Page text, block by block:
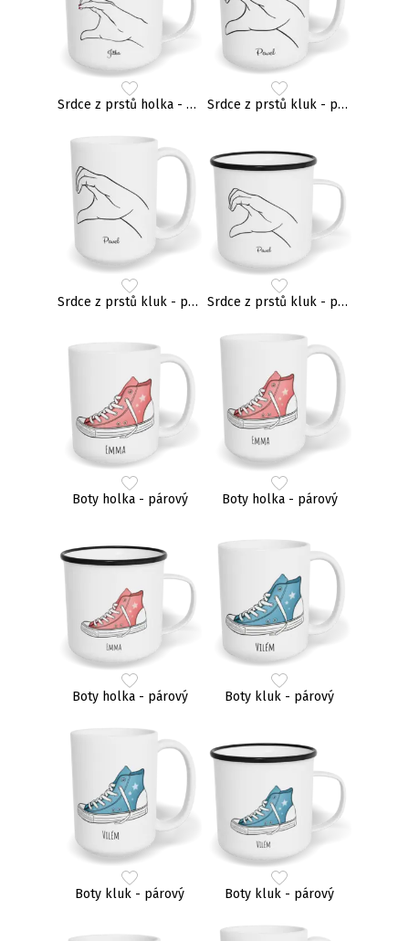
Srdce z prstů holka - párový Srdce z prstů kluk - párový
Srdce z prstů kluk - párový Srdce z prstů kluk - párový
Boty holka - párový Boty holka - párový
Boty holka - párový Boty kluk - párový
Boty kluk - párový Boty kluk - párový